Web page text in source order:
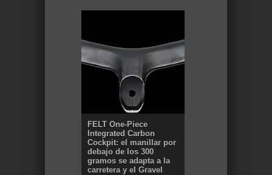
FELT One-Piece
Integrated Carbon
Cockpit: el manillar por
debajo de los 300
gramos se adapta a la
carretera y el Gravel